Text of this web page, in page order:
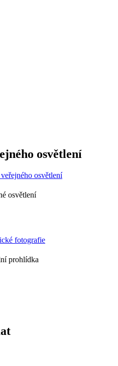
osvětlení
osvětlení
fotografie